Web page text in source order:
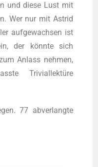
und die­se Lust mit
Wer nur mit Astrid
auf­ge­wach­sen ist
der könn­te sich
Anlass neh­men,
Tri­vi­al­lek­tü­re
77 abver­lang­te